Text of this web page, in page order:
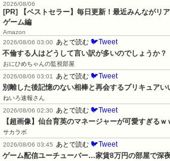
2026/08/06
[PR] 【ベストセラー】毎日更新！最近みんながリ
ゲーム編
Amazon
2026/08/06 03:00
あとで読む 🐦Tweet
不倫する人はどうして言い訳が多いのでしょうか？
おにひめちゃんの監視部屋
2026/08/06 03:01
あとで読む 🐦Tweet
別離した後記憶のない相棒と再会するプリキュアい
ねいろ速報さん
2026/08/06 02:30
あとで読む 🐦Tweet
【超画像】仙台育英のマネージャーが可愛すぎるｗ
サカラボ
2026/08/06 03:45
あとで読む 🐦Tweet
ゲーム配信ユーチューバー…家賃8万円の部屋で深